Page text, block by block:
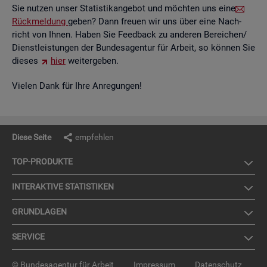
Sie nut­zen unser Sta­tis­tik­an­ge­bot und möch­ten uns eine
Rück­mel­dung geben? Dann freu­en wir uns über eine Nach­
richt von Ihnen. Haben Sie Feed­back zu an­de­ren Be­rei­chen/
Dienst­leis­tun­gen der Bun­des­agen­tur für Ar­beit, so kön­nen Sie
die­ses
hier wei­ter­ge­ben.
Vie­len Dank für Ihre An­re­gun­gen!
Diese Seite empfehlen
TOP-PRO­DUK­TE
IN­TER­AK­TI­VE STA­TIS­TI­KEN
GRUND­LA­GEN
SER­VICE
© Bundesagentur für Arbeit Impressum Datenschutz